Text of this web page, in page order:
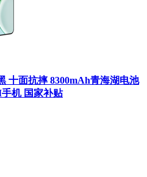
十面抗摔 8300mAh青海湖电池
机 国家补贴